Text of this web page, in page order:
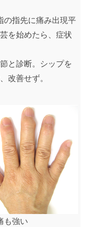
指先に痛み出現平
を始めたら、症状
と診断。シップを
改善せず。
も強い